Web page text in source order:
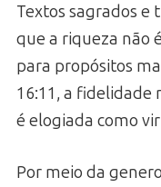
Textos sagrados e
que a riqueza não
para propósitos
16:11, a fidelidade
é elogiada como
Por meio da